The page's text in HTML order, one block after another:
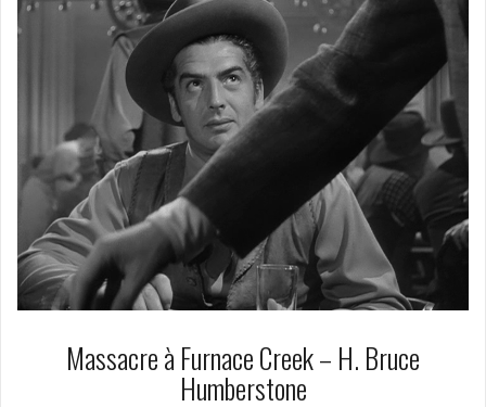
Massacre à Furnace Creek – H. Bruce
Humberstone